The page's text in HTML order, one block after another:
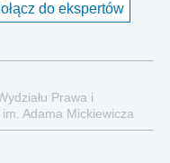
do ekspertów
Prawa i
Adama Mickiewicza